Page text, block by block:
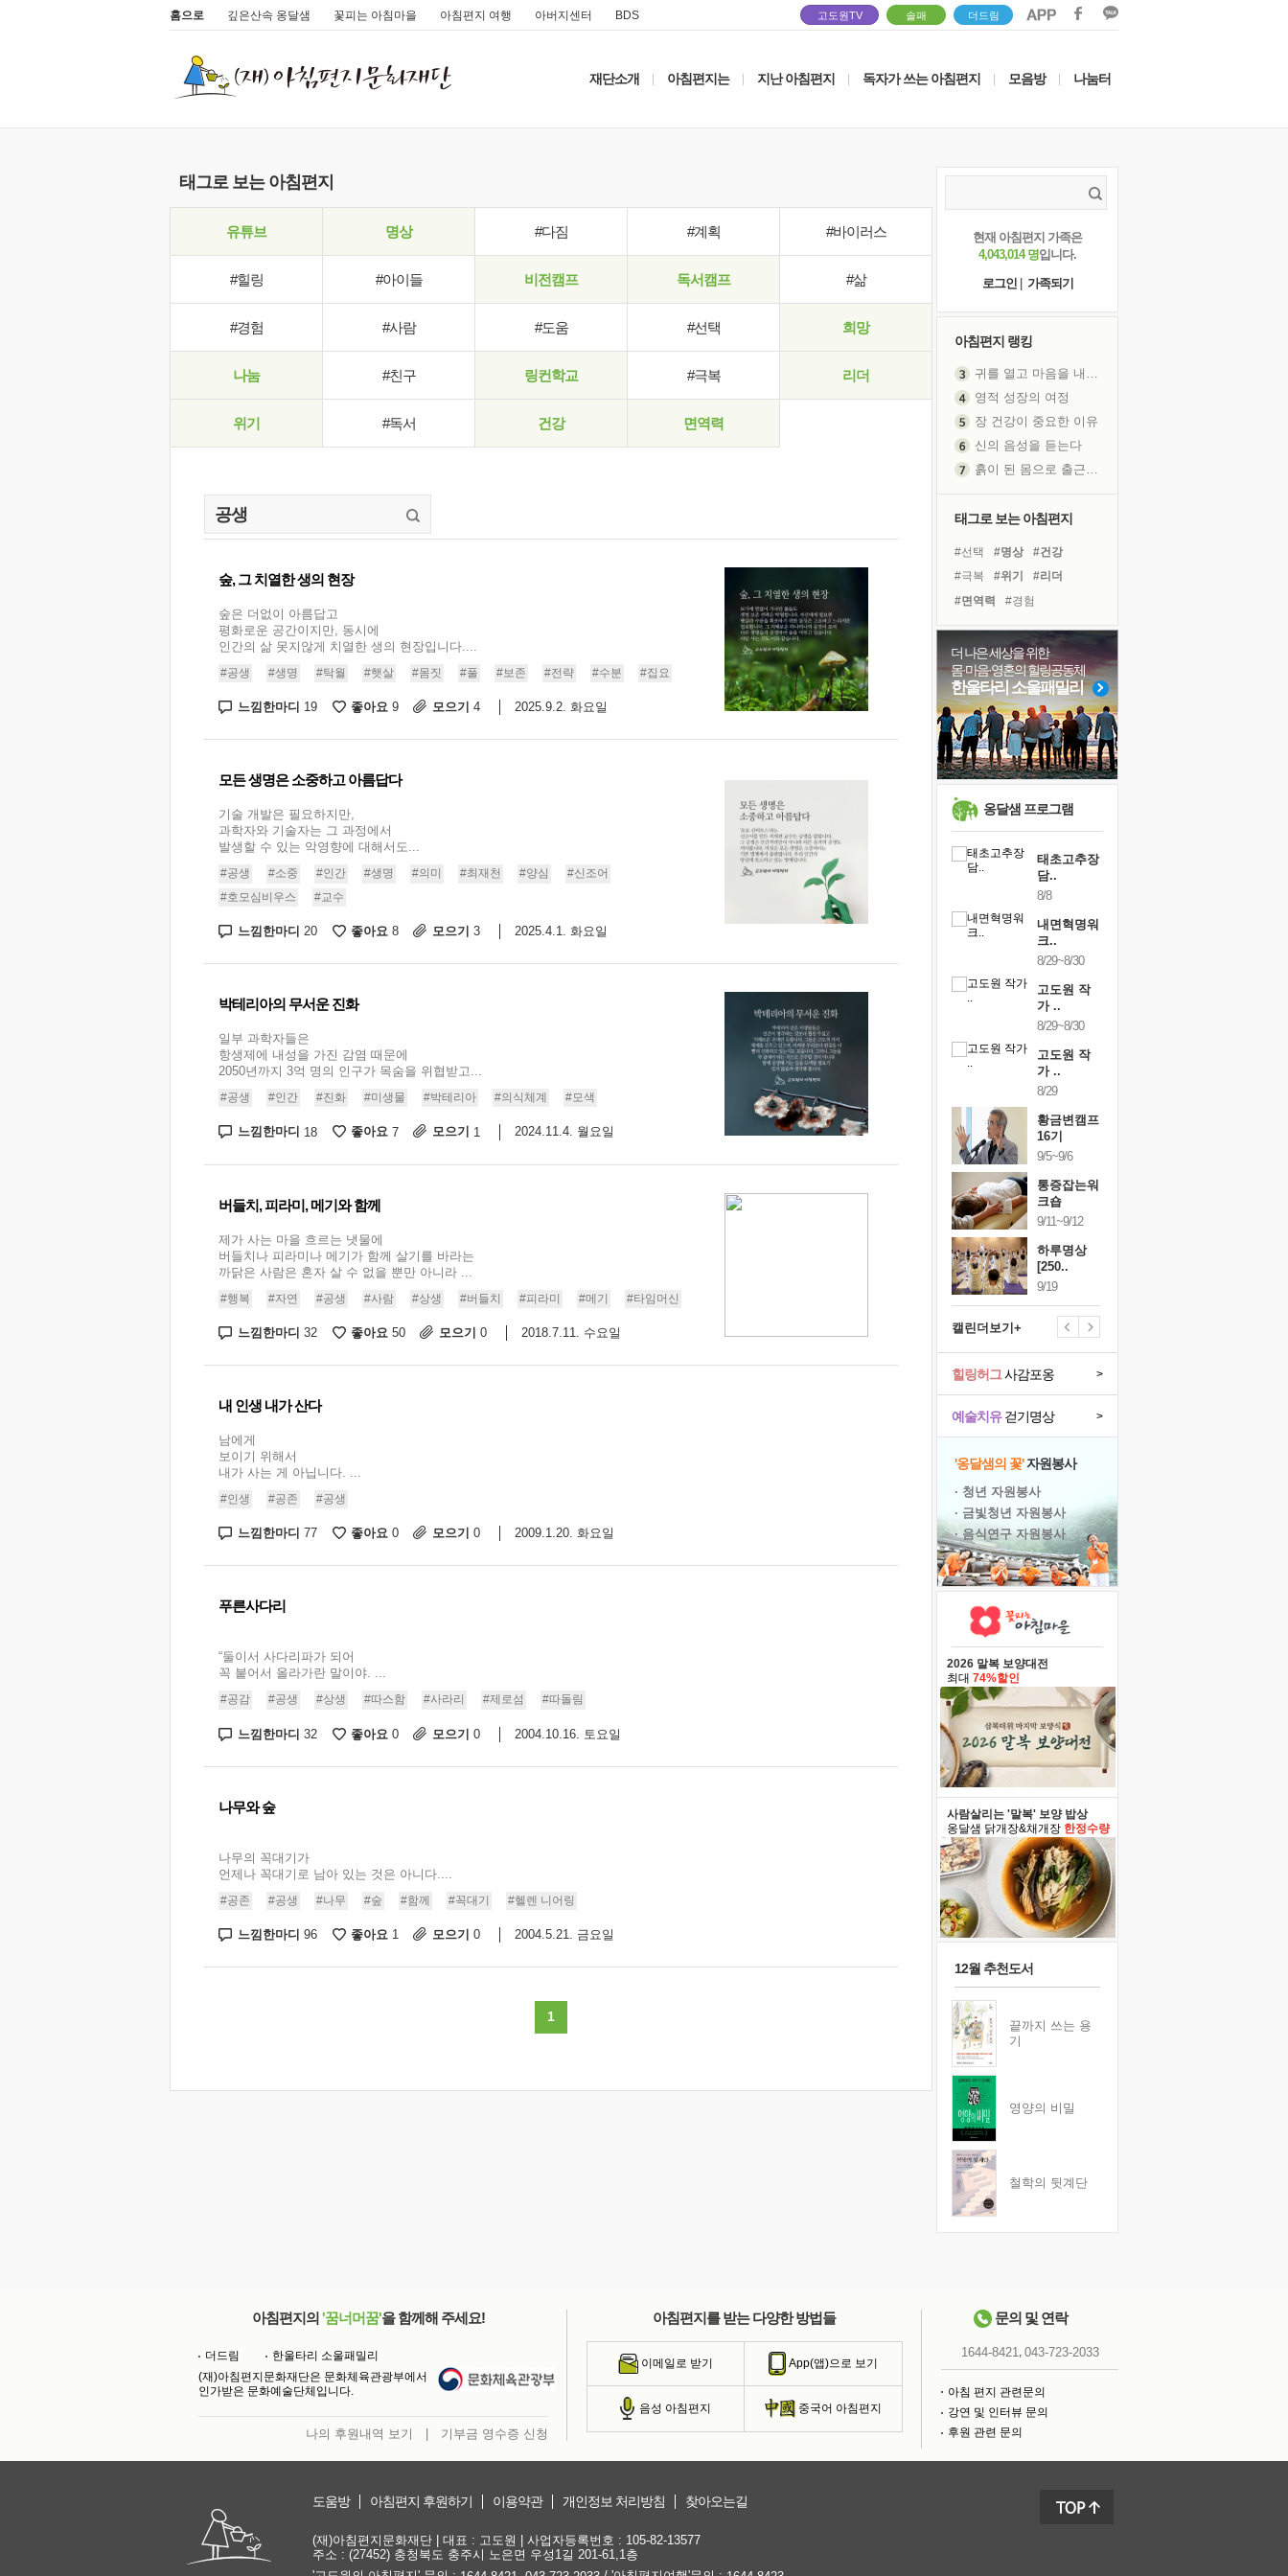
홈으로 깊은산속 옹달샘 꽃피는 아침마을 아침편지 여행 아버지센터 BDS 고도원TV 솔패 더드림
재단소개 아침편지는 지난 아침편지 독자가 쓰는 아침편지 모음방 나눔터
태그로 보는 아침편지
유튜브 명상 #다짐 #계획 #바이러스
#힐링 #아이들 비전캠프 독서캠프 #삶
#경험 #사람 #도움 #선택 희망
나눔 #친구 링컨학교 #극복 리더
위기 #독서 건강 면역력
숲, 그 치열한 생의 현장
숲은 더없이 아름답고
평화로운 공간이지만, 동시에
인간의 삶 못지않게 치열한 생의 현장입니다....
#공생 #생명 #탁월 #햇살 #몸짓 #풀 #보존 #전략 #수분 #집요
느낌한마디 19 좋아요 9 모으기 4 2025.9.2. 화요일
모든 생명은 소중하고 아름답다
기술 개발은 필요하지만,
과학자와 기술자는 그 과정에서
발생할 수 있는 악영향에 대해서도...
#공생 #소중 #인간 #생명 #의미 #최재천 #양심
#신조어
#호모심비우스
#교수
느낌한마디 20 좋아요 8 모으기 3 2025.4.1. 화요일
박테리아의 무서운 진화
일부 과학자들은
항생제에 내성을 가진 감염 때문에
2050년까지 3억 명의 인구가 목숨을 위협받고...
#공생 #인간 #진화 #미생물 #박테리아 #의식체계 #모색
느낌한마디 18 좋아요 7 모으기 1 2024.11.4. 월요일
버들치, 피라미, 메기와 함께
제가 사는 마을 흐르는 냇물에
버들치나 피라미나 메기가 함께 살기를 바라는
까닭은 사람은 혼자 살 수 없을 뿐만 아니라 ...
#행복 #자연 #공생 #사람 #상생 #버들치 #피라미 #메기 #타임머신
느낌한마디 32 좋아요 50 모으기 0 2018.7.11. 수요일
내 인생 내가 산다
남에게
보이기 위해서
내가 사는 게 아닙니다. ...
#인생 #공존 #공생
느낌한마디 77 좋아요 0 모으기 0 2009.1.20. 화요일
푸른사다리
“둘이서 사다리파가 되어
꼭 붙어서 올라가란 말이야. ...
#공감 #공생 #상생 #따스함 #사라리 #제로섬 #따돌림
느낌한마디 32 좋아요 0 모으기 0 2004.10.16. 토요일
나무와 숲
나무의 꼭대기가
언제나 꼭대기로 남아 있는 것은 아니다....
#공존 #공생 #나무 #숲 #함께 #꼭대기 #헬렌 니어링
느낌한마디 96 좋아요 1 모으기 0 2004.5.21. 금요일
1
현재 아침편지 가족은
4,043,014 명입니다.
로그인
가족되기
아침편지 랭킹
영적 성장의 여정
장 건강이 중요한 이유
신의 음성을 듣는다
졸업식 사진을 보며
극심한 변비, 어깨결림, 수면 장애
아픈 아버지를 위한 공간 설계
슬럼프
보고 싶은 어머니
유년 시절의 부산 영도 바다
못된 꼰대들
희망이란
귀를 열고 마음을 내어주고
태그로 보는 아침편지
#선택 #명상
#건강
#극복
#위기
#리더
#면역력
#경험
#아이들
#삶
#친구
#유튜브
#도움
#희망
#사람
#바이러스
#링컨학교
#독서캠프
#나눔
#독서
#계획
#다짐
더 나은 세상을 위한
몸·마음·영혼의 힐링공동체
한울타리 소울패밀리
옹달샘 프로그램
건강명상법
10/9~10/10
내면혁명워
통증잡는워
크숍
태초고추장
담..
8/8
내면혁명워
크..
8/29~8/30
고도원 작
가 ..
8/29~8/30
고도원 작
가 ..
8/29
황금변캠프
16기
9/5~9/6
통증잡는워
크숍
9/11~9/12
하루명상
[250..
9/19
캘린더보기+
예술치유걷기명상 >
힐링허그사감포옹 >
'옹달샘의 꽃'자원봉사
· 청년 자원봉사
· 금빛청년 자원봉사
· 음식연구 자원봉사
2026 말복 보양대전
최대 74%할인
사람살리는 '말복' 보양 밥상
옹달샘 닭개장&채개장 한정수량
12월 추천도서
끝까지 쓰는 용
기
영양의 비밀
철학의 뒷계단
아침편지의 '꿈너머꿈'을 함께해 주세요!
더드림
한울타리 소울패밀리
(재)아침편지문화재단은 문화체육관광부에서
인가받은 문화예술단체입니다.
나의 후원내역 보기 기부금 영수증 신청
아침편지를 받는 다양한 방법들
이메일로 받기 App(앱)으로 보기
음성 아침편지 중국어 아침편지
문의 및 연락
1644-8421, 043-723-2033
아침 편지 관련문의
강연 및 인터뷰 문의
후원 관련 문의
도움방 아침편지 후원하기 이용약관 개인정보 처리방침 찾아오는길
(재)아침편지문화재단 | 대표 : 고도원 | 사업자등록번호 : 105-82-13577
주소 : (27452) 충청북도 충주시 노은면 우성1길 201-61,1층